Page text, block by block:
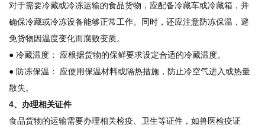
对于需要冷藏或冷冻运输的食品货物，应配备冷藏车或冷藏箱，并
确保冷藏或冷冻设备能够正常工作。同时，还应注意防冻保温，避
免货物因温度变化而腐败变质。
● 冷藏温度： 应根据货物的保鲜要求设定合适的冷藏温度。
● 防冻保温： 应使用保温材料或隔热措施，防止冷空气进入或热量
散失。
4、办理相关证件
食品货物的运输需要办理相关检疫、卫生等证件，如兽医检疫证